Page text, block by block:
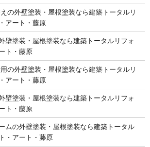
の外壁塗装・屋根塗装なら建築トータルリ
アート・藤原
壁塗装・屋根塗装なら建築トータルリフォ
ト・藤原
の外壁塗装・屋根塗装なら建築トータルリ
アート・藤原
壁塗装・屋根塗装なら建築トータルリフォ
ト・藤原
ムの外壁塗装・屋根塗装なら建築トータル
・アート・藤原